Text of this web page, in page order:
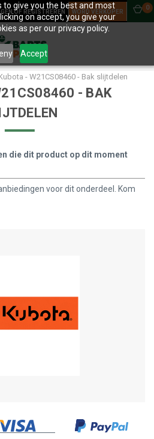
to give you the best and most
on accept, you give your
as per our privacy policy.
Accept
OF REGISTREREN WORD VERKOPER
0
- W21CS08460 - Bak slijtdelen
- BAK
die dit product op dit moment
voor dit onderdeel. Kom